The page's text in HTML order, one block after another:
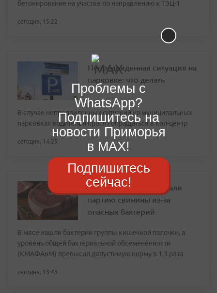
бетонирование на участке по направлению к ТЭЦ-1
сегодня, 15:22
Непредвиденная ситуация на
парковке: что делать
В случае непредвиденных ситуаций на муниципальных
парковках водителей просят обращаться в кол-центр
сегодня, 14:25
В Приморье забраковали
партию свинины из-за
опасных бактерий
В мясе нашли бактерии группы кишечной палочки, а
уровень общей бактериальной обсемененности
(КМАФАнМ) превысил допустимую норму в 1,3 раза
сегодня, 13:43
Проблемы с
WhatsApp?
Подпишитесь на
новости Приморья
в MAX!
Подпишитесь
сейчас!